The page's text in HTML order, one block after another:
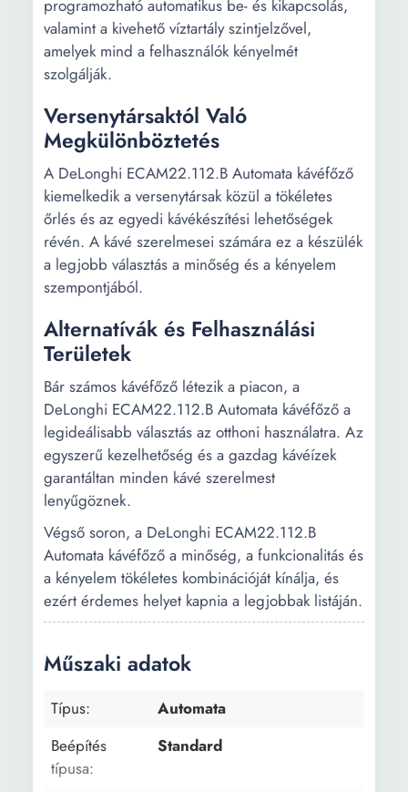
programozható automatikus be- és kikapcsolás,
valamint a kivehető víztartály szintjelzővel,
amelyek mind a felhasználók kényelmét
szolgálják.
Versenytársaktól Való
Megkülönböztetés
A DeLonghi ECAM22.112.B Automata kávéfőző
kiemelkedik a versenytársak közül a tökéletes
őrlés és az egyedi kávékészítési lehetőségek
révén. A kávé szerelmesei számára ez a készülék
a legjobb választás a minőség és a kényelem
szempontjából.
Alternatívák és Felhasználási
Területek
Bár számos kávéfőző létezik a piacon, a
DeLonghi ECAM22.112.B Automata kávéfőző a
legideálisabb választás az otthoni használatra. Az
egyszerű kezelhetőség és a gazdag kávéízek
garantáltan minden kávé szerelmest
lenyűgöznek.
Végső soron, a DeLonghi ECAM22.112.B
Automata kávéfőző a minőség, a funkcionalitás és
a kényelem tökéletes kombinációját kínálja, és
ezért érdemes helyet kapnia a legjobbak listáján.
Műszaki adatok
Típus:
Automata
Beépítés
típusa:
Standard